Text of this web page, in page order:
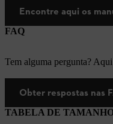
Encontre aqui os
FAQ
Tem alguma pergunta?
Obter respostas nas
TABELA DE